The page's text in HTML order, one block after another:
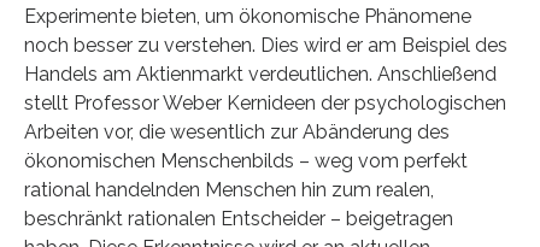
Experimente bieten, um ökonomische Phänomene
noch besser zu verstehen. Dies wird er am Beispiel des
Handels am Aktienmarkt verdeutlichen. Anschließend
stellt Professor Weber Kernideen der psychologischen
Arbeiten vor, die wesentlich zur Abänderung des
ökonomischen Menschenbilds – weg vom perfekt
rational handelnden Menschen hin zum realen,
beschränkt rationalen Entscheider – beigetragen